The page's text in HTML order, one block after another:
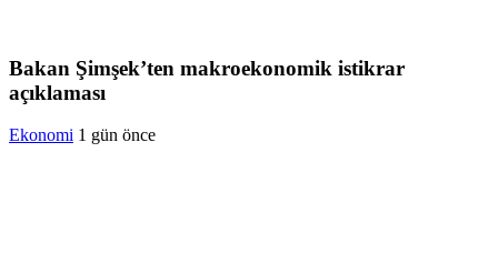
Bakan Şimşek’ten makroekonomik istikrar
açıklaması
Ekonomi 1 gün önce